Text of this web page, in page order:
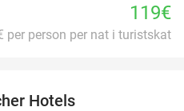
119€
per person per nat i turistskat
Hotels